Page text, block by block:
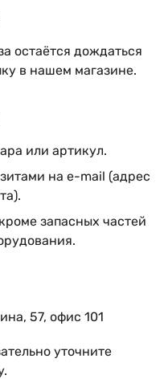
остаётся дождаться
в нашем магазине.
или артикул.
на e-mail (адрес
запасных частей
57, офис 101
уточните